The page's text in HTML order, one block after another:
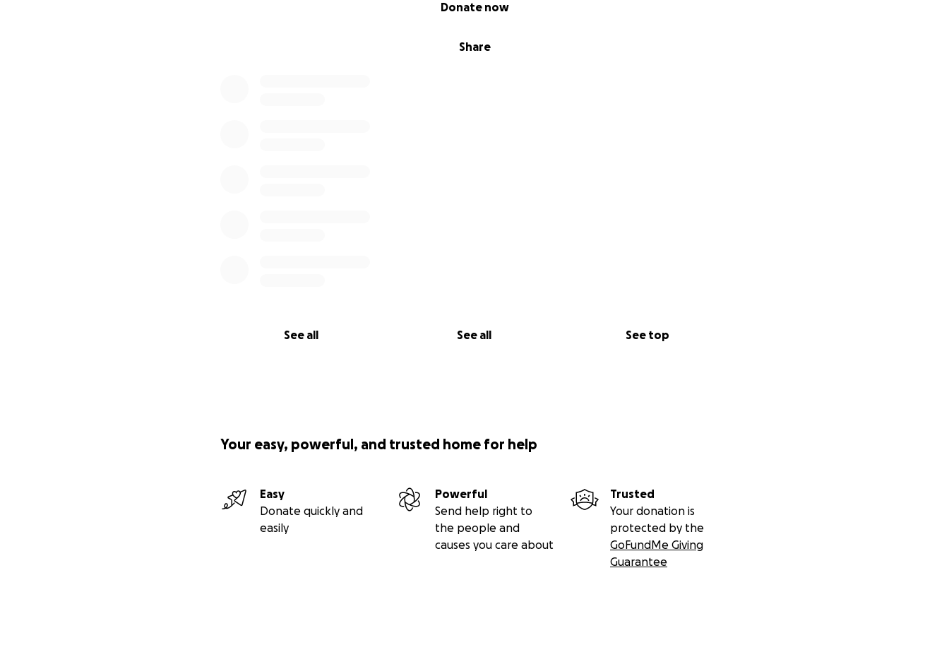
Share
Donate now
See all See all See top
Your easy, powerful, and trusted home for help
Easy
Donate quickly and
easily
Powerful
Send help right to
the people and
causes you care about
Trusted
Your donation is
protected by the
GoFundMe Giving
Guarantee